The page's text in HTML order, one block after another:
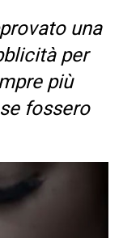
una
per
più
fossero